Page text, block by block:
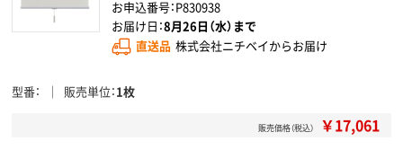
お申込番号：P830938
お届け日：8月26日（水）まで
直送品 株式会社ニチベイからお届け
型番 販売単位 1枚
販売価格（税込） ￥17,061